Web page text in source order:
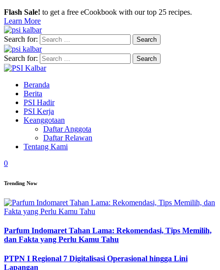
Flash Sale! to get a free eCookbook with our top 25 recipes.
Learn More
Search for:
Search for:
Beranda
Berita
PSI Hadir
PSI Kerja
Keanggotaan
Daftar Anggota
Daftar Relawan
Tentang Kami
0
Trending Now
Parfum Indomaret Tahan Lama: Rekomendasi, Tips Memilih,
dan Fakta yang Perlu Kamu Tahu
PTPN I Regional 7 Digitalisasi Operasional hingga Lini
Lapangan